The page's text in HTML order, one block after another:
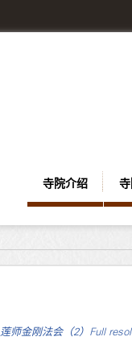
寺院介绍
莲师金刚法会（2） Full